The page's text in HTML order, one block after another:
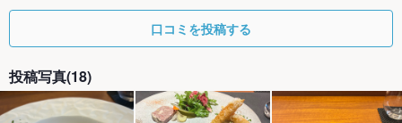
口コミを投稿する
投稿写真(18)